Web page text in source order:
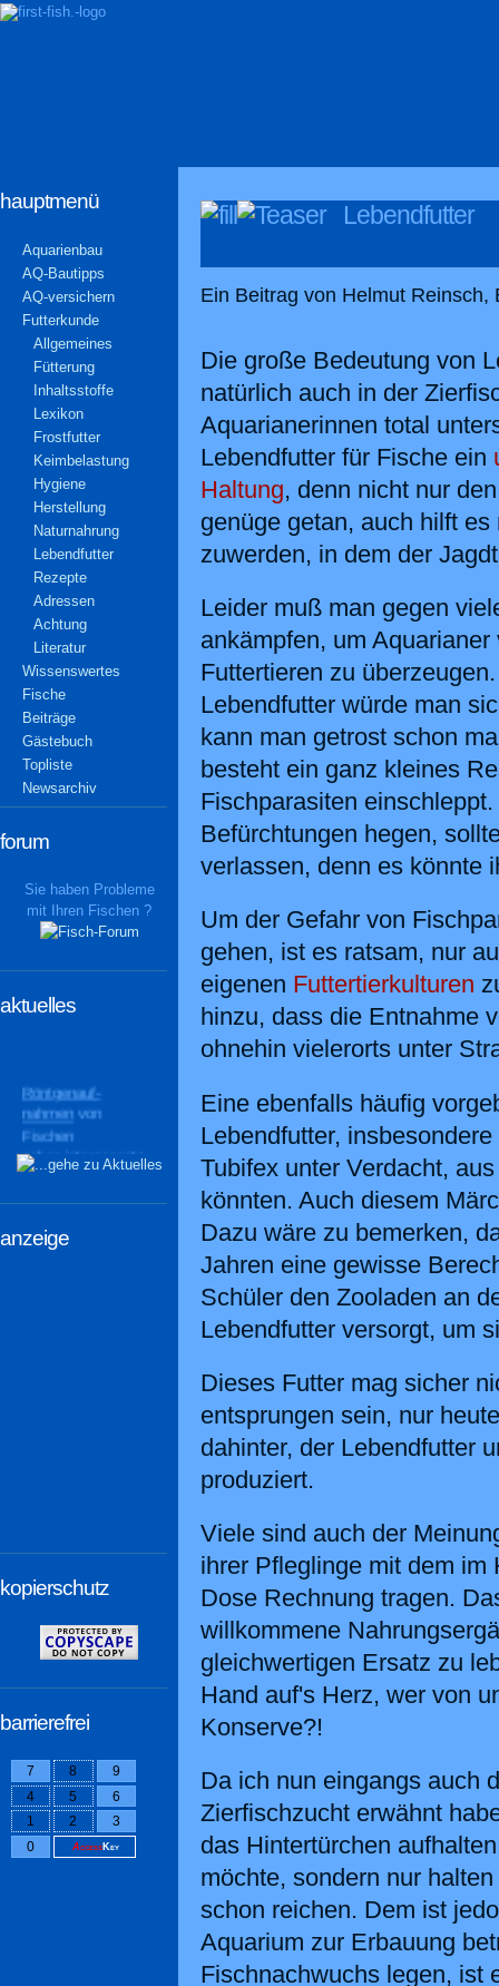
hauptmenü
Aquarienbau
AQ-Bautipps
AQ-versichern
Futterkunde
Allgemeines
Fütterung
Inhaltsstoffe
Lexikon
Frostfutter
Keimbelastung
Hygiene
Herstellung
Naturnahrung
Lebendfutter
Rezepte
Adressen
Achtung
Literatur
Wissenswertes
Fische
Beiträge
Gästebuch
Topliste
Newsarchiv
forum
Sie haben Probleme
mit Ihren Fischen ?
aktuelles
Röntgenauf-
nahmen von
Fischen
geben interessante
Einblicke
anzeige
kopierschutz
barrierefrei
7 8
9
4
5
6
1
2
3
0
AccessKey
Lebendfutter
Ein Beitrag von Helmut Reinsch,
Die große Bedeutung von
natürlich auch in der
Aquarianerinnen total
Lebendfutter für Fische ein
Haltung, denn nicht nur
genüge getan, auch hilft
zuwerden, in dem der
Leider muß man gegen
ankämpfen, um
Futtertieren zu
Lebendfutter würde man
kann man getrost schon
besteht ein ganz kleines
Fischparasiten
Befürchtungen hegen,
verlassen, denn es könnte
Um der Gefahr von
gehen, ist es ratsam, nur
eigenen Futtertierkulturen
hinzu, dass die Entnahme
ohnehin vielerorts unter
Eine ebenfalls häufig
Lebendfutter,
Tubifex unter Verdacht,
könnten. Auch diesem
Dazu wäre zu bemerken,
Jahren eine gewisse
Schüler den Zooladen an
Lebendfutter versorgt, um
Dieses Futter mag sicher
entsprungen sein, nur
dahinter, der Lebendfutter
produziert.
Viele sind auch der
ihrer Pfleglinge mit dem im
Dose Rechnung tragen.
willkommene
gleichwertigen Ersatz zu
Hand auf's Herz, wer von
Konserve?!
Da ich nun eingangs auch
Zierfischzucht erwähnt
das Hintertürchen
möchte, sondern nur
schon reichen. Dem ist
Aquarium zur Erbauung
Fischnachwuchs legen, ist